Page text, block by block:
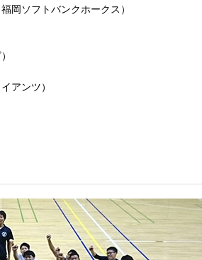
岡ソフトバンクホークス）
アンツ）